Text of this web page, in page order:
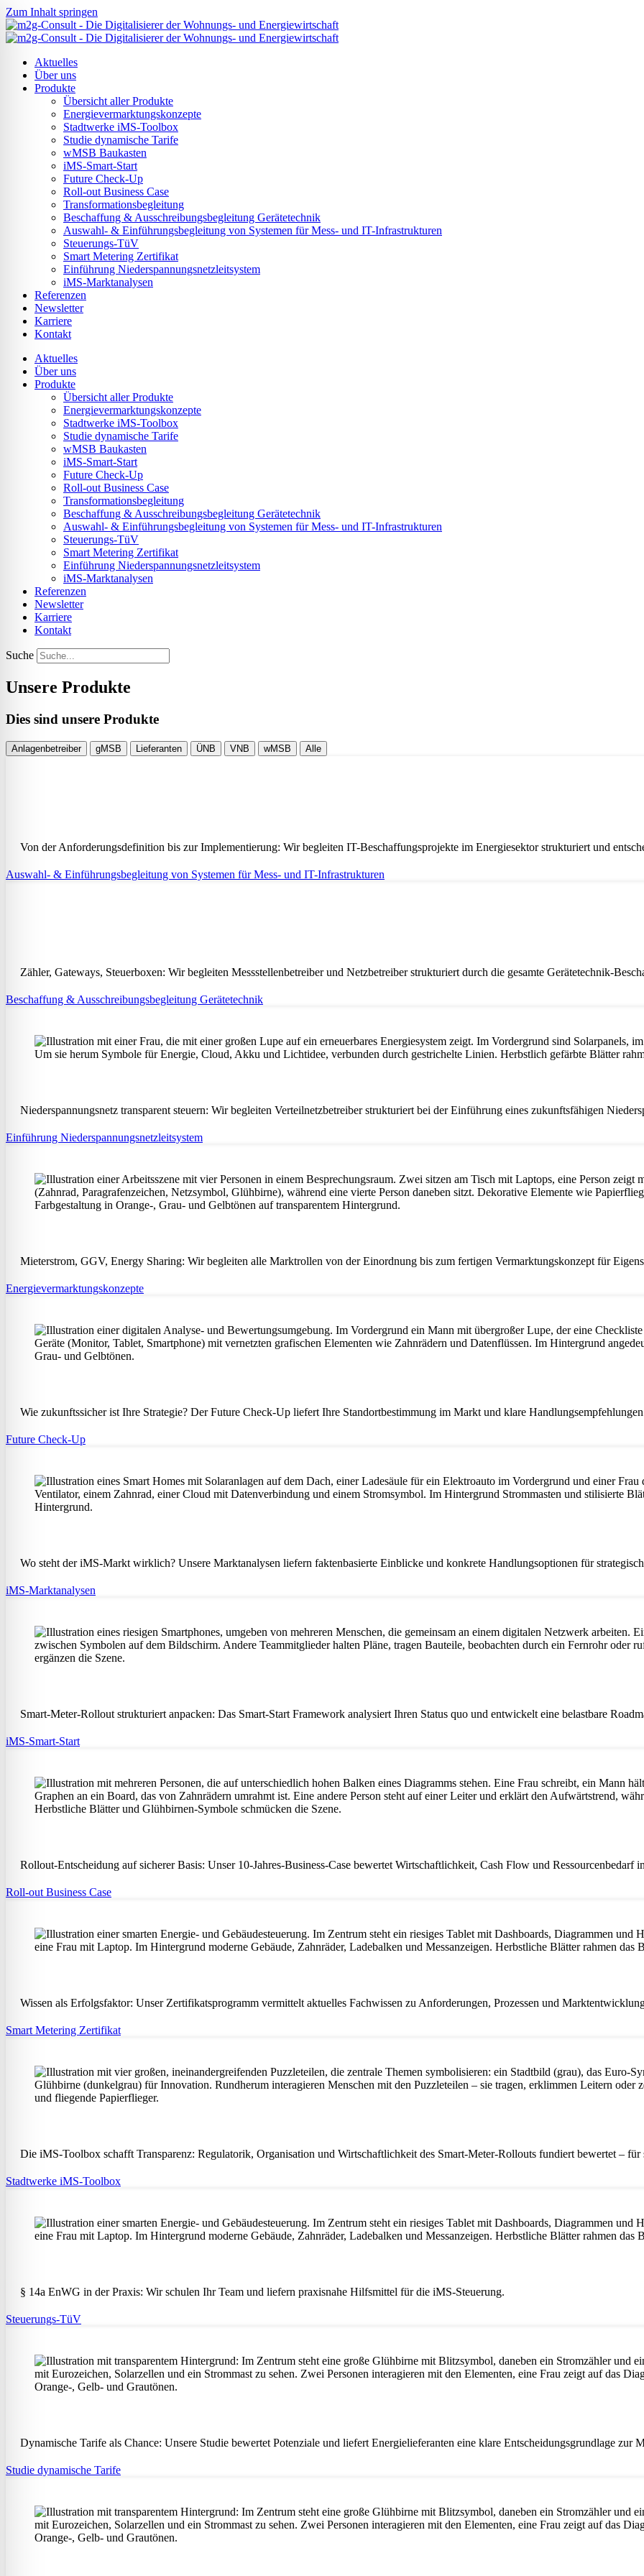
Zum Inhalt springen
Aktuelles
Über uns
Produkte
Übersicht aller Produkte
Energievermarktungskonzepte
Stadtwerke iMS-Toolbox
Studie dynamische Tarife
wMSB Baukasten
iMS-Smart-Start
Future Check-Up
Roll-out Business Case
Transformationsbegleitung
Beschaffung & Ausschreibungsbegleitung Gerätetechnik
Auswahl- & Einführungsbegleitung von Systemen für Mess- und IT-Infrastrukturen
Steuerungs-TüV
Smart Metering Zertifikat
Einführung Niederspannungsnetzleitsystem
iMS-Marktanalysen
Referenzen
Newsletter
Karriere
Kontakt
Aktuelles
Über uns
Produkte
Übersicht aller Produkte
Energievermarktungskonzepte
Stadtwerke iMS-Toolbox
Studie dynamische Tarife
wMSB Baukasten
iMS-Smart-Start
Future Check-Up
Roll-out Business Case
Transformationsbegleitung
Beschaffung & Ausschreibungsbegleitung Gerätetechnik
Auswahl- & Einführungsbegleitung von Systemen für Mess- und IT-Infrastrukturen
Steuerungs-TüV
Smart Metering Zertifikat
Einführung Niederspannungsnetzleitsystem
iMS-Marktanalysen
Referenzen
Newsletter
Karriere
Kontakt
Suche
Unsere Produkte
Dies sind unsere Produkte
Anlagenbetreiber gMSB Lieferanten ÜNB VNB wMSB Alle
Von der Anforderungsdefinition bis zur Implementierung: Wir begleiten IT-Beschaffungsprojekte im Energiesektor strukturiert und
Auswahl- & Einführungsbegleitung von Systemen für Mess- und IT-Infrastrukturen
Zähler, Gateways, Steuerboxen: Wir begleiten Messstellenbetreiber und Netzbetreiber strukturiert durch die gesamte Gerätetechnik-
Beschaffung & Ausschreibungsbegleitung Gerätetechnik
Niederspannungsnetz transparent steuern: Wir begleiten Verteilnetzbetreiber strukturiert bei der Einführung eines zukunftsfähigen
Einführung Niederspannungsnetzleitsystem
Mieterstrom, GGV, Energy Sharing: Wir begleiten alle Marktrollen von der Einordnung bis zum fertigen Vermarktungskonzept für
Energievermarktungskonzepte
Wie zukunftssicher ist Ihre Strategie? Der Future Check-Up liefert Ihre Standortbestimmung im Markt und klare
Future Check-Up
Wo steht der iMS-Markt wirklich? Unsere Marktanalysen liefern faktenbasierte Einblicke und konkrete Handlungsoptionen für
iMS-Marktanalysen
Smart-Meter-Rollout strukturiert anpacken: Das Smart-Start Framework analysiert Ihren Status quo und entwickelt eine belastbare
iMS-Smart-Start
Rollout-Entscheidung auf sicherer Basis: Unser 10-Jahres-Business-Case bewertet Wirtschaftlichkeit, Cash Flow und Ressourcenbedarf
Roll-out Business Case
Wissen als Erfolgsfaktor: Unser Zertifikatsprogramm vermittelt aktuelles Fachwissen zu Anforderungen, Prozessen und
Smart Metering Zertifikat
Die iMS-Toolbox schafft Transparenz: Regulatorik, Organisation und Wirtschaftlichkeit des Smart-Meter-Rollouts fundiert bewertet – für
Stadtwerke iMS-Toolbox
§ 14a EnWG in der Praxis: Wir schulen Ihr Team und liefern praxisnahe Hilfsmittel für die iMS-Steuerung.
Steuerungs-TüV
Dynamische Tarife als Chance: Unsere Studie bewertet Potenziale und liefert Energielieferanten eine klare Entscheidungsgrundlage zur
Studie dynamische Tarife
Modus
Profil
freundlicher Modus
Modus
sicherer Modus